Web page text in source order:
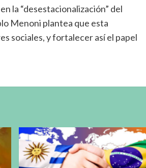
la “desestacionalización” del
Menoni plantea que esta
sociales, y fortalecer así el papel